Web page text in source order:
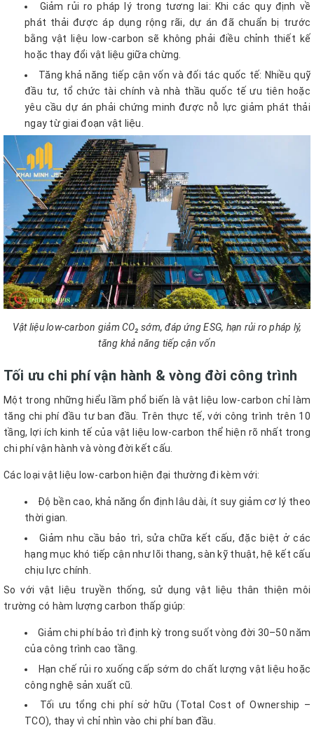
Giảm rủi ro pháp lý trong tương lai: Khi các quy định về
phát thải được áp dụng rộng rãi, dự án đã chuẩn bị trước
bằng vật liệu low-carbon sẽ không phải điều chỉnh thiết kế
hoặc thay đổi vật liệu giữa chừng.
Tăng khả năng tiếp cận vốn và đối tác quốc tế: Nhiều quỹ
đầu tư, tổ chức tài chính và nhà thầu quốc tế ưu tiên hoặc
yêu cầu dự án phải chứng minh được nỗ lực giảm phát thải
ngay từ giai đoạn vật liệu.
Vật liệu low-carbon giảm CO₂ sớm, đáp ứng ESG, hạn rủi ro pháp lý,
tăng khả năng tiếp cận vốn
Tối ưu chi phí vận hành & vòng đời công trình
Một trong những hiểu lầm phổ biến là vật liệu low-carbon chỉ làm
tăng chi phí đầu tư ban đầu. Trên thực tế, với công trình trên 10
tầng, lợi ích kinh tế của vật liệu low-carbon thể hiện rõ nhất trong
chi phí vận hành và vòng đời kết cấu.
Các loại vật liệu low-carbon hiện đại thường đi kèm với:
Độ bền cao, khả năng ổn định lâu dài, ít suy giảm cơ lý theo
thời gian.
Giảm nhu cầu bảo trì, sửa chữa kết cấu, đặc biệt ở các
hạng mục khó tiếp cận như lõi thang, sàn kỹ thuật, hệ kết cấu
chịu lực chính.
So với vật liệu truyền thống, sử dụng vật liệu thân thiện môi
trường có hàm lượng carbon thấp giúp:
Giảm chi phí bảo trì định kỳ trong suốt vòng đời 30–50 năm
của công trình cao tầng.
Hạn chế rủi ro xuống cấp sớm do chất lượng vật liệu hoặc
công nghệ sản xuất cũ.
Tối ưu tổng chi phí sở hữu (Total Cost of Ownership –
TCO), thay vì chỉ nhìn vào chi phí ban đầu.